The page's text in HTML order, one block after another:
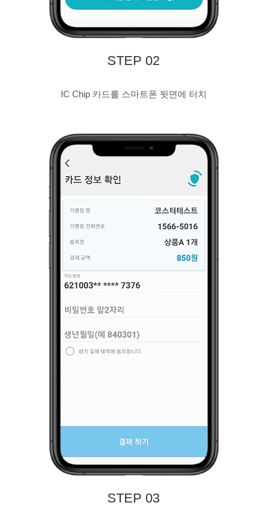
STEP 02
IC Chip 카드를 스마트폰 뒷면에 터치
STEP 03